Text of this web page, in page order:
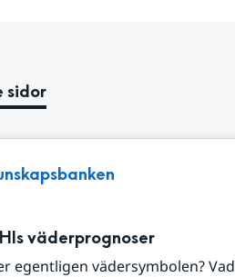
sidor
väderprognoser
egentligen vädersymbolen?